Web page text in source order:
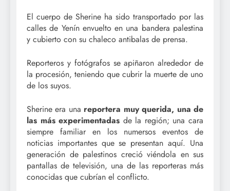
El cuerpo de Sherine ha sido transportado por las
calles de Yenín envuelto en una bandera palestina
y cubierto con su chaleco antibalas de prensa.
Reporteros y fotógrafos se apiñaron alrededor de
la procesión, teniendo que cubrir la muerte de uno
de los suyos.
Sherine era una reportera muy querida, una de
las más experimentadas de la región; una cara
siempre familiar en los numersos eventos de
noticias importantes que se presentan aquí. Una
generación de palestinos creció viéndola en sus
pantallas de televisión, una de las reporteras más
conocidas que cubrían el conflicto.